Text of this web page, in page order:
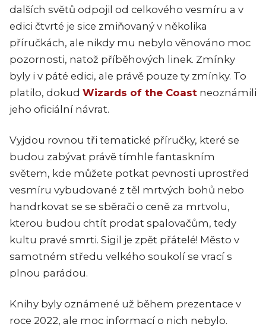
dalších světů odpojil od celkového vesmíru a v
edici čtvrté je sice zmiňovaný v několika
příručkách, ale nikdy mu nebylo věnováno moc
pozornosti, natož příběhových linek. Zmínky
byly i v páté edici, ale právě pouze ty zmínky. To
platilo, dokud Wizards of the Coast neoznámili
jeho oficiální návrat.
Vyjdou rovnou tři tematické příručky, které se
budou zabývat právě tímhle fantaskním
světem, kde můžete potkat pevnosti uprostřed
vesmíru vybudované z těl mrtvých bohů nebo
handrkovat se se sběrači o ceně za mrtvolu,
kterou budou chtít prodat spalovačům, tedy
kultu pravé smrti. Sigil je zpět přátelé! Město v
samotném středu velkého soukolí se vrací s
plnou parádou.
Knihy byly oznámené už během prezentace v
roce 2022, ale moc informací o nich nebylo.